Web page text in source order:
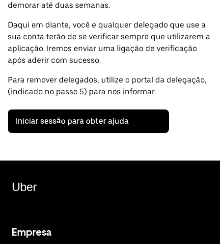
demorar até duas semanas.
Daqui em diante, você e qualquer delegado que use a
sua conta terão de se verificar sempre que utilizarem a
aplicação. Iremos enviar uma ligação de verificação
após aderir com sucesso.
Para remover delegados, utilize o portal da delegação,
(indicado no passo 5) para nos informar.
Iniciar sessão para obter ajuda
Uber
Empresa